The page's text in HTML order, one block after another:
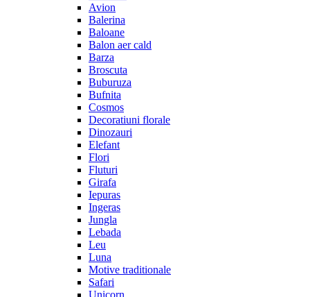
Avion
Balerina
Baloane
Balon aer cald
Barza
Broscuta
Buburuza
Bufnita
Cosmos
Decoratiuni florale
Dinozauri
Elefant
Flori
Fluturi
Girafa
Iepuras
Ingeras
Jungla
Lebada
Leu
Luna
Motive traditionale
Safari
Unicorn